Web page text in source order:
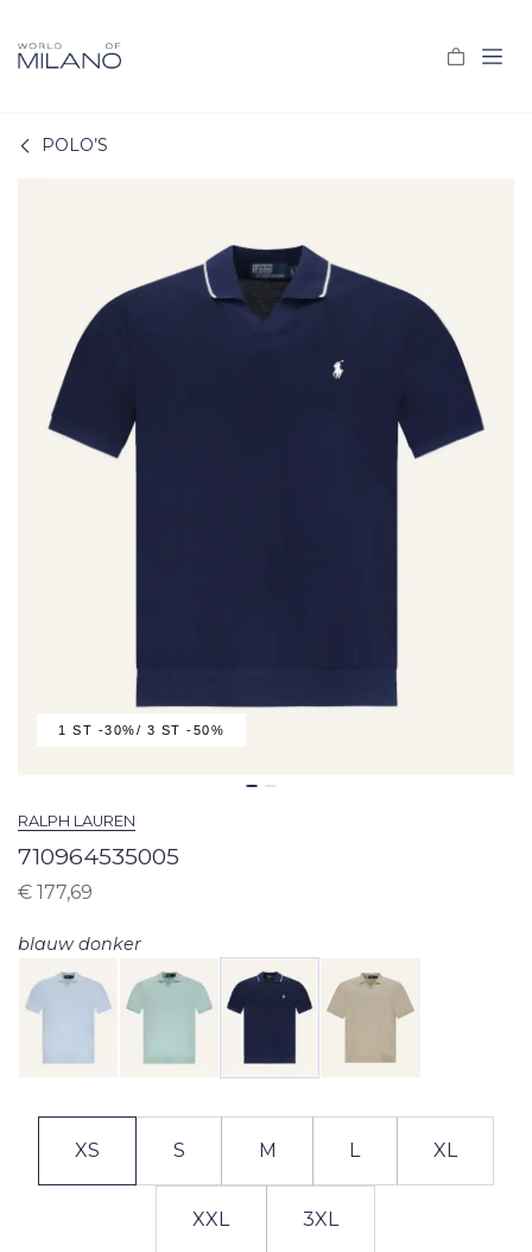
POLO’S
1 ST -30%/ 3 ST -50%
RALPH LAUREN
710964535005
€ 177,69
blauw donker
XS S M L XL
XXL 3XL